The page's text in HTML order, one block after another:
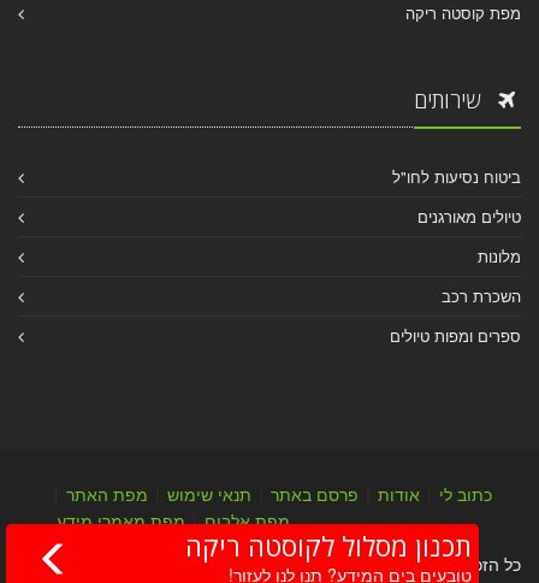
מפת קוסטה ריקה
שירותים
ביטוח נסיעות לחו"ל
טיולים מאורגנים
מלונות
השכרת רכב
ספרים ומפות טיולים
כתוב לי אודות פרסם באתר תנאי שימוש מפת האתר
מפת אלבום|מפת מאמרי מידע
כל הזכויות שמורות לערן יהב © 2004-2026
תכנון מסלול לקוסטה ריקה
טובעים בים המידע? תנו לנו לעזור!